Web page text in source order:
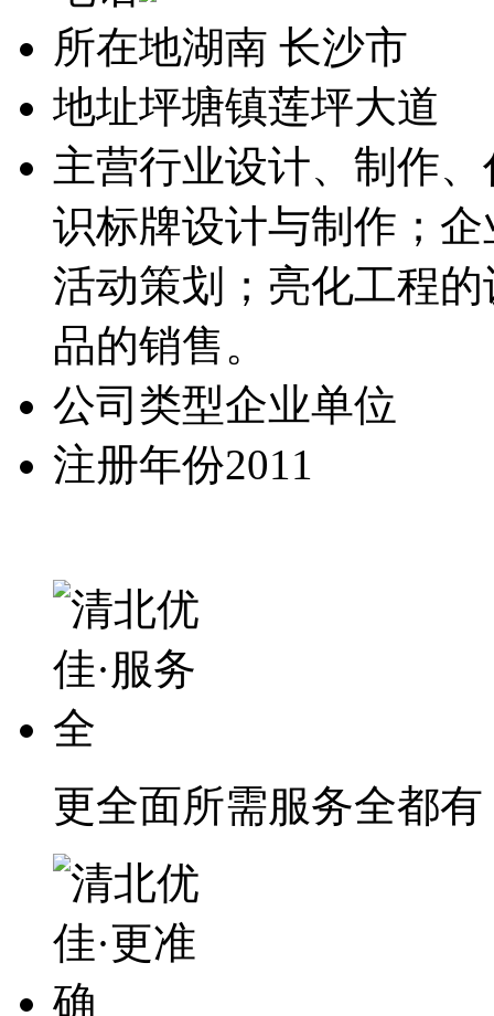
所在地湖南 长沙市
地址坪塘镇莲坪大道
主营行业设计、制作
识标牌设计与制作；
活动策划；亮化工程
品的销售。
公司类型企业单位
注册年份2011
更全面所需服务全都有